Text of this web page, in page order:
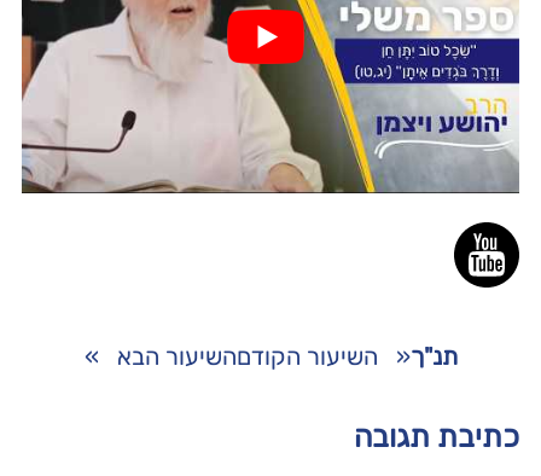
תנ"ך« השיעור הקודםהשיעור הבא »
כתיבת תגובה